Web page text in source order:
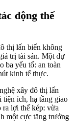
động thế
thị lấn biển không
trị tài sản. Một dự
ba yếu tố: an toàn
kinh tế thực.
xây đô thị lấn
tiện ích, hạ tầng giao
lợi thế kép: vừa
một cực tăng trưởng